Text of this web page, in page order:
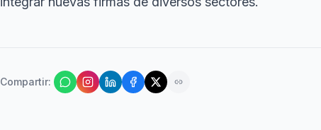
Compartir: